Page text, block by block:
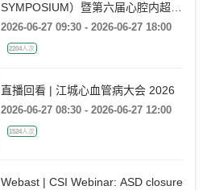
SYMPOSIUM）暨第六届心腔内超声
指导心血管疾病诊疗大会
2026-06-27 09:30 - 2026-06-27 18:00
2204人次
直播回看 | 江城心血管病大会 2026
2026-06-27 08:30 - 2026-06-27 12:00
1524人次
Webast | CSI Webinar: ASD closure